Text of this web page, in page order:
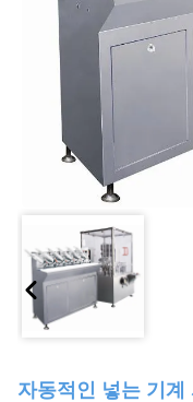
자동적인 넣는 기